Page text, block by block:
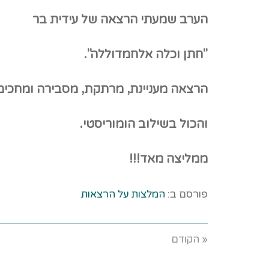
הערב שמעתי הרצאה של עידית בר
"חתן וכלה אלחמדוללה".
הרצאה מעניינת, מרתקת, מסבירה
והכול בשילוב הומוריסטי.
ממליצה מאד!!!
פורסם ב: המלצות על הרצאות
« הקודם